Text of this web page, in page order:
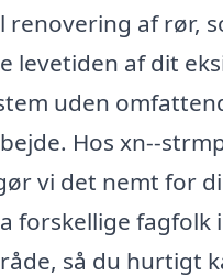
renovering af rør,
levetiden af dit
uden
Hos xn--
vi det nemt for
forskellige fagfolk
så du hurtigt